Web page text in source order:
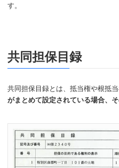
す。
共同担保目録
共同担保目録とは、抵当権や根抵
がまとめて設定されている場合、